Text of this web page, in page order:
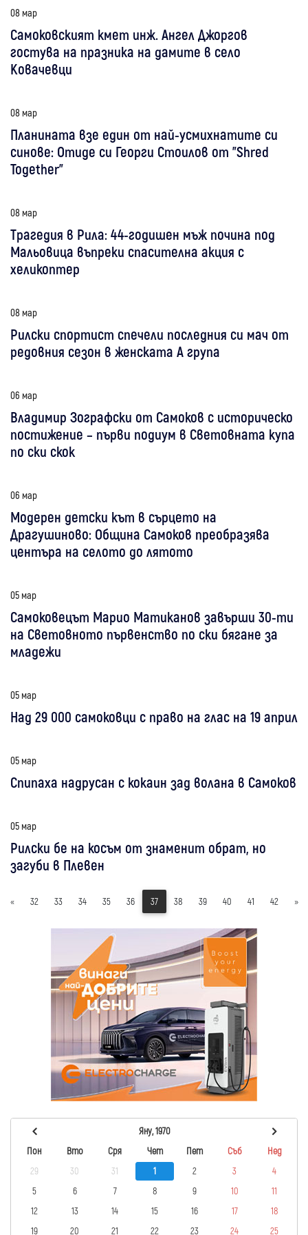
08 мар
Самоковският кмет инж. Ангел Джоргов
гостува на празника на дамите в село
Ковачевци
08 мар
Планината взе един от най-усмихнатите си
синове: Отиде си Георги Стоилов от "Shred
Together"
08 мар
Трагедия в Рила: 44-годишен мъж почина под
Мальовица въпреки спасителна акция с
хеликоптер
08 мар
Рилски спортист спечели последния си мач от
редовния сезон в женската А група
06 мар
Владимир Зографски от Самоков с историческо
постижение – първи подиум в Световната купа
по ски скок
06 мар
Модерен детски кът в сърцето на
Драгушиново: Община Самоков преобразява
центъра на селото до лятото
05 мар
Самоковецът Марио Матиканов завърши 30-ти
на Световното първенство по ски бягане за
младежи
05 мар
Над 29 000 самоковци с право на глас на 19 април
05 мар
Спипаха надрусан с кокаин зад волана в Самоков
05 мар
Рилски бе на косъм от знаменит обрат, но
загуби в Плевен
« 32 33 34 35 36 37 38 39 40 41 42 »
Яну, 1970
Пон
Вто Сря Чет Пет Съб
Нед
29
30 31 1 2 3
4
5
6 7 8 9 10
11
12
13 14 15 16 17
18
19
20 21 22 23 24 25